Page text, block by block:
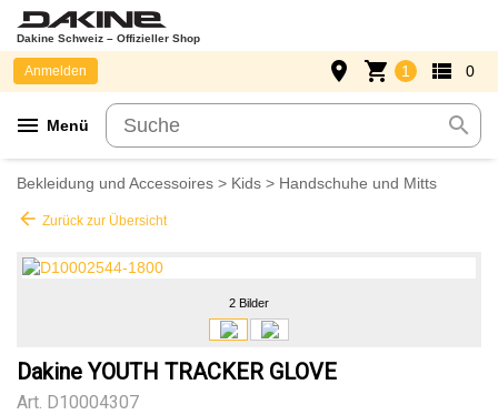
Dakine Schweiz – Offizieller Shop
menu Menü search
Anmelden place shopping_cart 1 view_list 0
Bekleidung und Accessoires > Kids > Handschuhe und Mitts
arrow_back Zurück zur Übersicht
2 Bilder
Dakine YOUTH TRACKER GLOVE
Art. D10004307